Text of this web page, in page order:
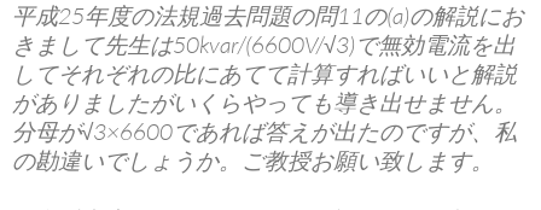
平成25年度の法規過去問題の問11の(a)の解説にお
きまして先生は50kvar/(6600V/√3)で無効電流を出
してそれぞれの比にあてて計算すればいいと解説
がありましたがいくらやっても導き出せません。
分母が√3×6600であれば答えが出たのですが、私
の勘違いでしょうか。ご教授お願い致します。